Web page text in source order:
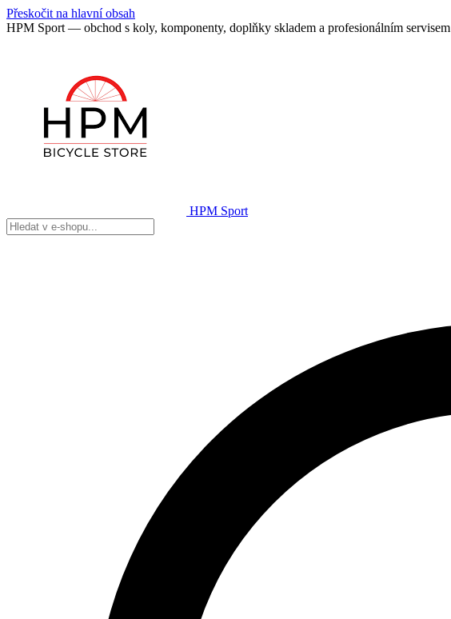
Přeskočit na hlavní obsah
HPM Sport — obchod s koly, komponenty, doplňky skladem a profesionálním servisem
HPM Sport